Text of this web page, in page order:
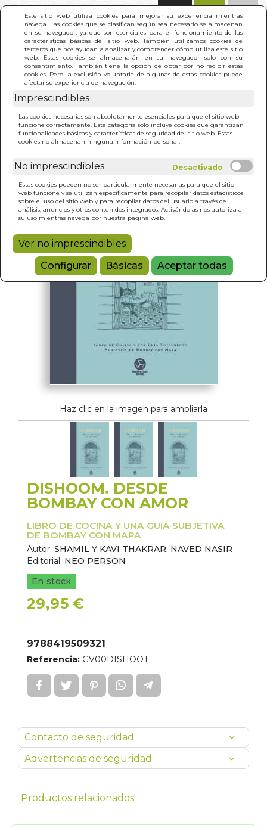
Este sitio web utiliza cookies para mejorar su experiencia mientras
navega. Las cookies que se clasifican según sea necesario se almacenan
en su navegador, ya que son esenciales para el funcionamiento de las
características básicas del sitio web. También utilizamos cookies de
terceros que nos ayudan a analizar y comprender cómo utiliza este sitio
web. Estas cookies se almacenarán en su navegador solo con su
consentimiento. También tiene la opción de optar por no recibir estas
cookies. Pero la exclusión voluntaria de algunas de estas cookies puede
afectar su experiencia de navegación.
Imprescindibles
Las cookies necesarias son absolutamente esenciales para que el sitio web
funcione correctamente. Esta categoría solo incluye cookies que garantizan
funcionalidades básicas y características de seguridad del sitio web. Estas
cookies no almacenan ninguna información personal.
No imprescindibles
Estas cookies pueden no ser particularmente necesarias para que el sitio
web funcione y se utilizan específicamente para recopilar datos estadísticos
sobre el uso del sitio web y para recopilar datos del usuario a través de
análisis, anuncios y otros contenidos integrados. Activándolas nos autoriza a
su uso mientras navega por nuestra página web.
Ver no imprescindibles
Configurar
Básicas Aceptar todas
INICIO >
Haz clic en la imagen para ampliarla
DISHOOM. DESDE
BOMBAY CON AMOR
LIBRO DE COCINA Y UNA GUIA SUBJETIVA
DE BOMBAY CON MAPA
Autor: SHAMIL Y KAVI THAKRAR, NAVED NASIR
Editorial: NEO PERSON
En stock
29,95 €
9788419509321
Referencia: GV00DISHOOT
Contacto de seguridad
Advertencias de seguridad
Productos relacionados